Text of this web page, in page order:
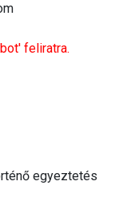
feliratra.
egyeztetés